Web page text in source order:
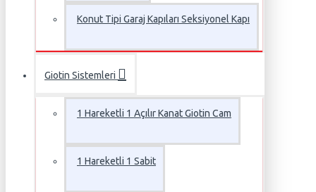
Konut Tipi Garaj Kapıları Seksiyonel Kapı
Giotin Sistemleri
1 Hareketli 1 Açılır Kanat Giotin Cam
1 Hareketli 1 Sabit